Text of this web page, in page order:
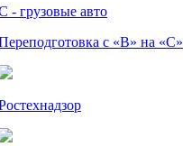
- грузовые авто
с «В» на «С»